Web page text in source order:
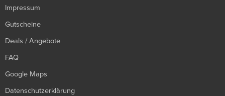
Impressum
Gutscheine
Deals / Angebote
FAQ
Google Maps
Datenschutzerklärung